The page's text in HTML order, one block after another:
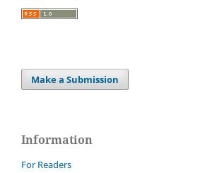
Make a Submission
Information
For Readers